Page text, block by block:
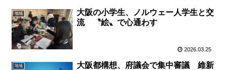
地域
大阪の小学生、ノルウェー人学生と交
流 〝絵〟で心通わす
2026.03.25
地域
大阪都構想、府議会で集中審議 維新